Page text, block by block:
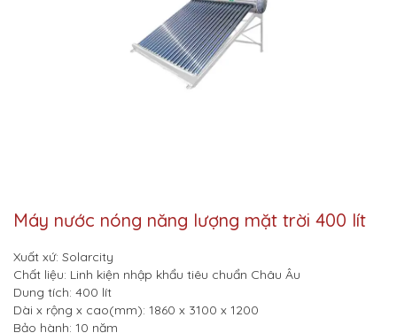
Máy nước nóng năng lượng mặt trời 400 lít
Xuất xứ: Solarcity
Chất liệu: Linh kiện nhập khẩu tiêu chuẩn Châu Âu
Dung tích: 400 lít
Dài x rộng x cao(mm): 1860 x 3100 x 1200
Bảo hành: 10 năm